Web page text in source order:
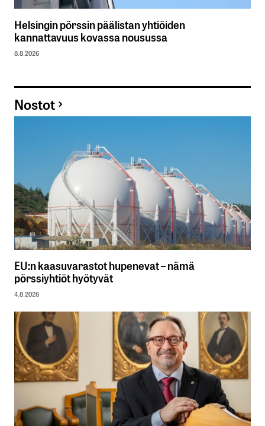
Helsingin pörssin päälistan yhtiöiden
kannattavuus kovassa nousussa
8.8.2026
Nostot
EU:n kaasuvarastot hupenevat – nämä
pörssiyhtiöt hyötyvät
4.8.2026